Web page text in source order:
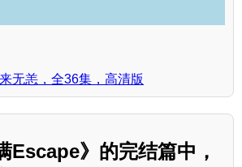
无恙，全36集，高清版
Escape》的完结篇中，